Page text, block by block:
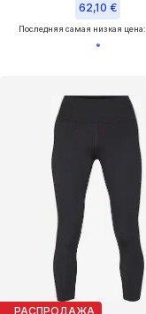
62,10 €
Последняя самая низкая цена:
РАСПРОДАЖА